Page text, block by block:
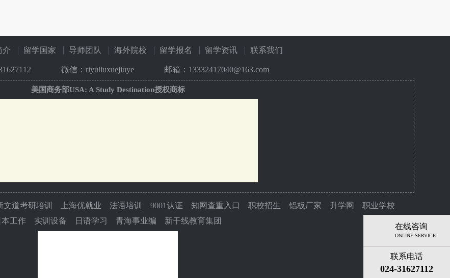
介 留学国家 导师团队 海外院校 留学报名 留学资讯 联系我们
微信：riyuliuxuejiuye 邮箱：13332417040@163.com
美国商务部USA: A Study Destination授权商标
文道考研培训 上海优就业 法语培训 9001认证 知网查重入口 职校招生 铝板厂家 升学网
职业学校
本工作
实训设备 日语学习 青海事业编 新干线教育集团
在线咨询
ONLINE SERVICE
联系电话
024-31627112